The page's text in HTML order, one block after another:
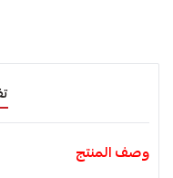
وصف المنتج